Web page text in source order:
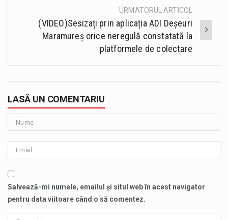
URMATORUL ARTICOL
(VIDEO)Sesizați prin aplicația ADI Deșeuri
Maramureș orice neregulă constatată la
platformele de colectare
LASĂ UN COMENTARIU
Salvează-mi numele, emailul și situl web în acest navigator
pentru data viitoare când o să comentez.